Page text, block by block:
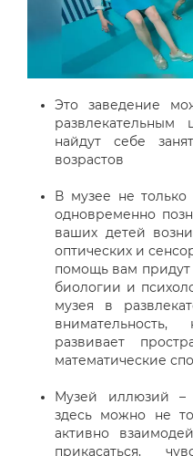
Это заведение
развлекательным
найдут себе
возрастов
В музее не
одновременно
ваших детей
оптических и
помощь вам придут
биологии и
музея в
развивает
математические
Музей иллюзий –
здесь можно не
активно
прикасаться,